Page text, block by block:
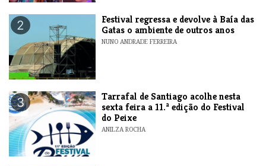
2
Festival regressa e devolve à Baía das
Gatas o ambiente de outros anos
NUNO ANDRADE FERREIRA
3
Tarrafal de Santiago acolhe nesta
sexta feira a 11.ª edição do Festival
do Peixe
ANILZA ROCHA